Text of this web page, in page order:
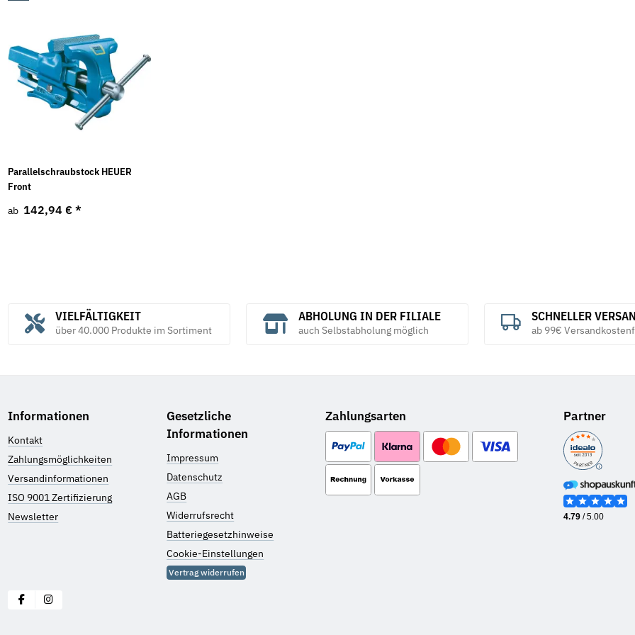
Parallelschraubstock HEUER
Front
ab 142,94 € *
VIELFÄLTIGKEIT
über 40.000 Produkte im Sortiment
ABHOLUNG IN DER FILIALE
auch Selbstabholung möglich
SCHNELLER
ab 99€
Informationen
Kontakt
Zahlungsmöglichkeiten
Versandinformationen
ISO 9001 Zertifizierung
Newsletter
Gesetzliche
Informationen
Impressum
Datenschutz
AGB
Widerrufsrecht
Batteriegesetzhinweise
Cookie-Einstellungen
Vertrag widerrufen
Zahlungsarten Partner